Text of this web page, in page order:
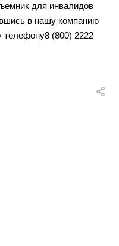
для инвалидов
в нашу компанию
(800) 2222